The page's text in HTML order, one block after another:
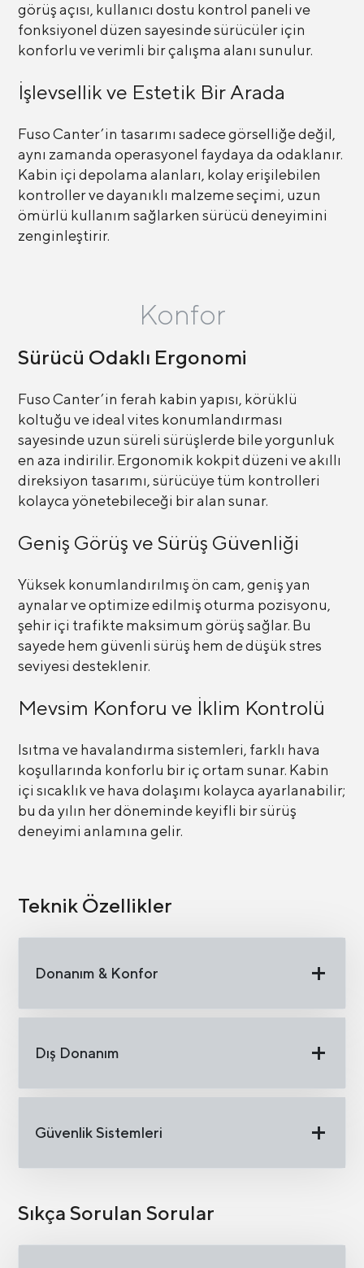
görüş açısı, kullanıcı dostu kontrol paneli ve
fonksiyonel düzen sayesinde sürücüler için
konforlu ve verimli bir çalışma alanı sunulur.
İşlevsellik ve Estetik Bir Arada
Fuso Canter’in tasarımı sadece görselliğe değil,
aynı zamanda operasyonel faydaya da odaklanır.
Kabin içi depolama alanları, kolay erişilebilen
kontroller ve dayanıklı malzeme seçimi, uzun
ömürlü kullanım sağlarken sürücü deneyimini
zenginleştirir.
Konfor
Sürücü Odaklı Ergonomi
Fuso Canter’in ferah kabin yapısı, körüklü
koltuğu ve ideal vites konumlandırması
sayesinde uzun süreli sürüşlerde bile yorgunluk
en aza indirilir. Ergonomik kokpit düzeni ve akıllı
direksiyon tasarımı, sürücüye tüm kontrolleri
kolayca yönetebileceği bir alan sunar.
Geniş Görüş ve Sürüş Güvenliği
Yüksek konumlandırılmış ön cam, geniş yan
aynalar ve optimize edilmiş oturma pozisyonu,
şehir içi trafikte maksimum görüş sağlar. Bu
sayede hem güvenli sürüş hem de düşük stres
seviyesi desteklenir.
Mevsim Konforu ve İklim Kontrolü
Isıtma ve havalandırma sistemleri, farklı hava
koşullarında konforlu bir iç ortam sunar. Kabin
içi sıcaklık ve hava dolaşımı kolayca ayarlanabilir;
bu da yılın her döneminde keyifli bir sürüş
deneyimi anlamına gelir.
Teknik Özellikler
Donanım & Konfor
Dış Donanım
Güvenlik Sistemleri
Sıkça Sorulan Sorular